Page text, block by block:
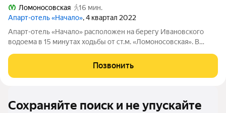
Ломоносовская
16 мин.
Апарт-отель «Начало», 4 квартал 2022
Апарт-отель «Начало» расположен на берегу Ивановского
водоема в 15 минутах ходьбы от ст.м. «Ломоносовская». В
ими, как считаете нужным: заселиться в них, сдавать в аренду
самому или с помощью
Позвонить
Сохраняйте поиск и не упускайте